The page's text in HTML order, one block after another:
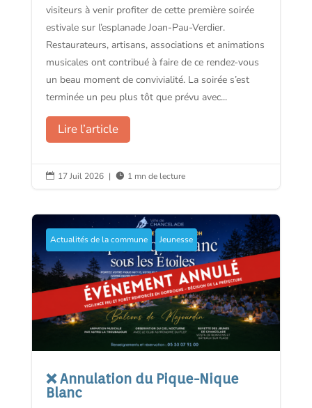
visiteurs à venir profiter de cette première soirée
estivale sur l’esplanade Joan-Pau-Verdier.
Restaurateurs, artisans, associations et animations
musicales ont contribué à faire de ce rendez-vous
un beau moment de convivialité. La soirée s’est
terminée un peu plus tôt que prévu avec...
Lire l’article
 17 Juil 2026 |  1 mn de lecture
Actualités de la commune Jeunesse
❌ Annulation du Pique-Nique
Blanc